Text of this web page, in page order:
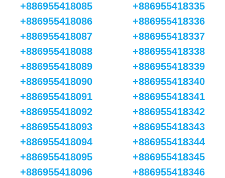
+886955418085
+886955418086
+886955418087
+886955418088
+886955418089
+886955418090
+886955418091
+886955418092
+886955418093
+886955418094
+886955418095
+886955418096
+886955418335
+886955418336
+886955418337
+886955418338
+886955418339
+886955418340
+886955418341
+886955418342
+886955418343
+886955418344
+886955418345
+886955418346